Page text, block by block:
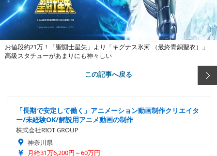
お値段約21万！「聖闘士星矢」より「キグナス氷河 （最終青銅聖衣）」
高級スタチューがあまりにも神々しい
この記事へ戻る
「長期で安定して働く」アニメーション動画制作クリエイタ
ー/未経験OK/解説用アニメ動画の制作
株式会社RIOT GROUP
神奈川県
月給31万6,200円～60万円